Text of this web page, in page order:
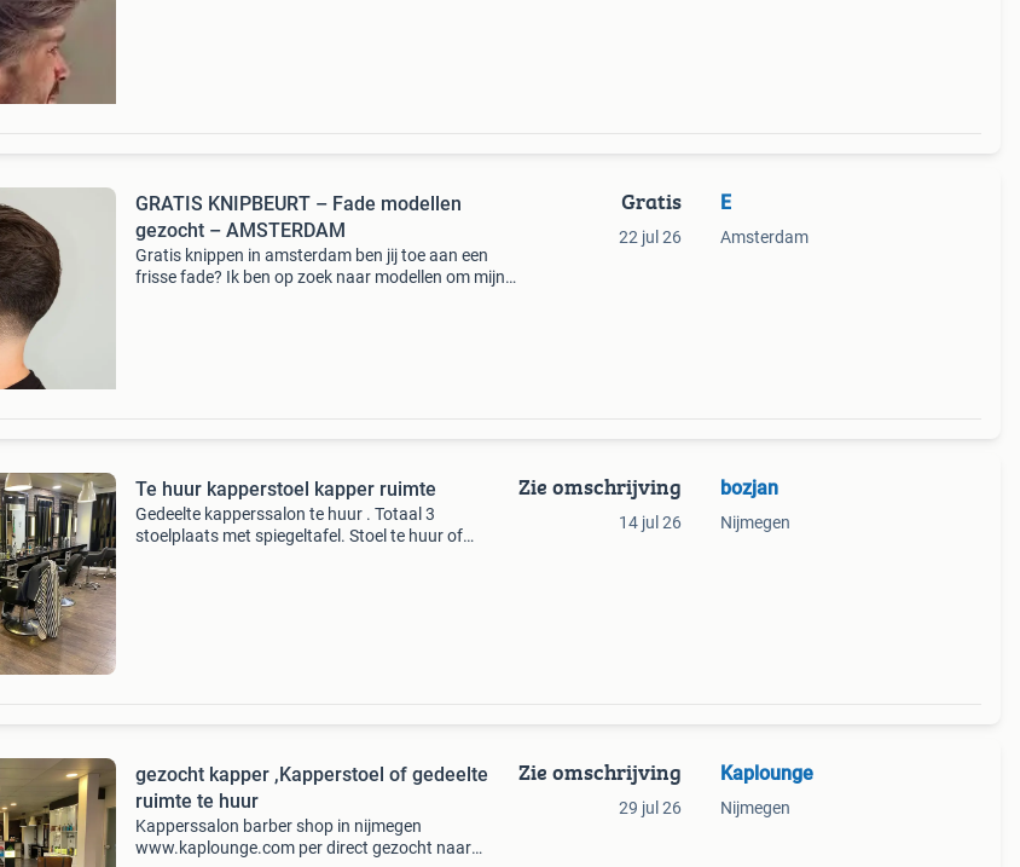
GRATIS KNIPBEURT – Fade modellen
gezocht – AMSTERDAM
Gratis knippen in amsterdam ben jij toe aan een
frisse fade? Ik ben op zoek naar modellen om mijn
Gratis
22 jul 26
E
Amsterdam
Te huur kapperstoel kapper ruimte
Gedeelte kapperssalon te huur . Totaal 3
stoelplaats met spiegeltafel. Stoel te huur of
Zie omschrijving
14 jul 26
bozjan
Nijmegen
gezocht kapper ,Kapperstoel of gedeelte
ruimte te huur
Kapperssalon barber shop in nijmegen
www.kaplounge.com per direct gezocht naar
Zie omschrijving
29 jul 26
Kaplounge
Nijmegen